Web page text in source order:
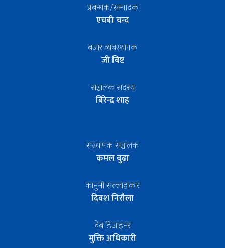
प्रबन्धक/सम्पादक
एचबी चन्द
बजार व्यबस्थापक
जी बिष्ट
सञ्चालक सदस्य
बिरेन्द्र शाह
सस्थापक सञ्चालक
कमल बुढा
कानुनी सल्लाहाकार
दिवश निरौला
वेब डिजाइनर
मुक्ति अधिकारी